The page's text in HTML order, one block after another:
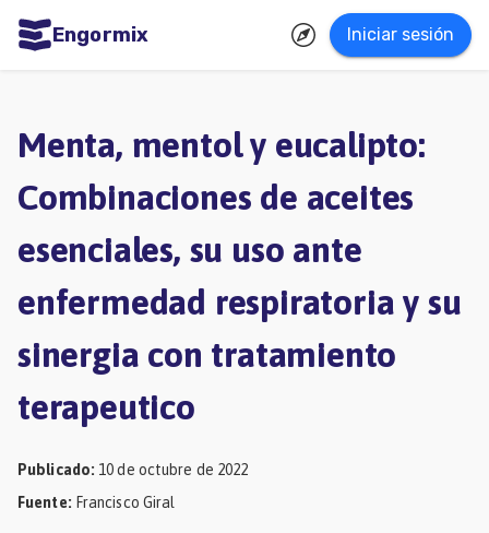
Engormix Iniciar sesión
Agricultura
Balanceados
Avicultura
Ganadería
Lechería
Porcicultura
Menta, mentol y eucalipto:
Combinaciones de aceites
esenciales, su uso ante
enfermedad respiratoria y su
sinergia con tratamiento
terapeutico
Publicado: 10 de octubre de 2022
Fuente: Francisco Giral